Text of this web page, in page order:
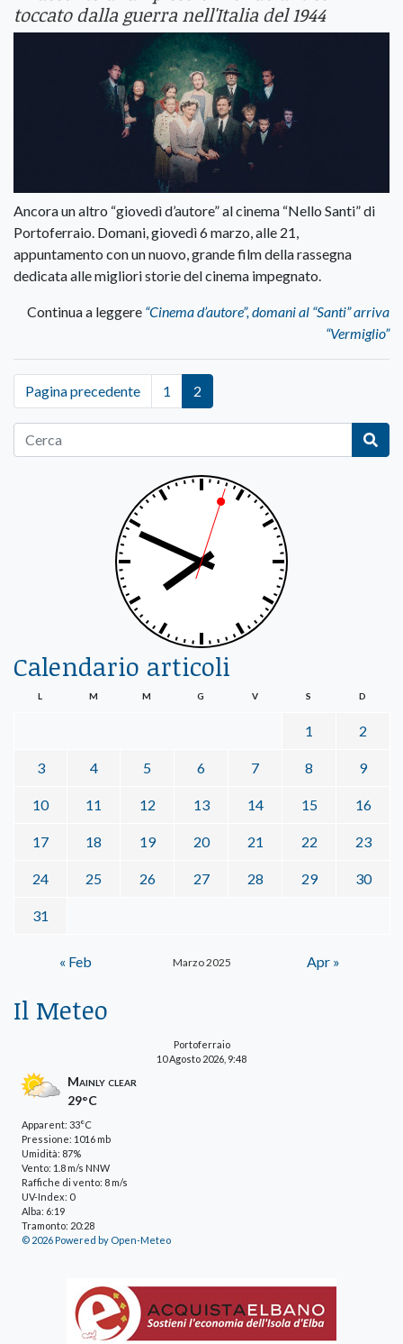
toccato dalla guerra nell'Italia del 1944
Ancora un altro “giovedì d’autore” al cinema “Nello Santi” di
Portoferraio. Domani, giovedì 6 marzo, alle 21,
appuntamento con un nuovo, grande film della rassegna
dedicata alle migliori storie del cinema impegnato.
Continua a leggere “Cinema d’autore”, domani al “Santi” arriva
“Vermiglio”
Pagina precedente 1 2
Calendario articoli
Marzo 2025
L M M G V S D
1 2
3 4 5 6 7 8 9
10 11 12 13 14 15 16
17 18 19 20 21 22 23
24 25 26 27 28 29 30
31
« Feb Apr »
Il Meteo
Portoferraio
10 Agosto 2026, 9:48
Mainly clear
29°C
Apparent: 33°C
Pressione: 1016 mb
Umidità: 87%
Vento: 1.8 m/s NNW
Raffiche di vento: 8 m/s
UV-Index: 0
Alba: 6:19
Tramonto: 20:28
© 2026 Powered by Open-Meteo